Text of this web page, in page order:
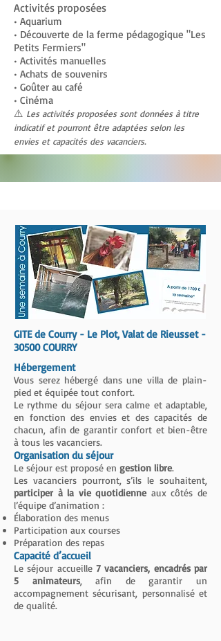
Activités proposées
• Aquarium
• Découverte de la ferme pédagogique "Les
Petits Fermiers"
• Activités manuelles
• Achats de souvenirs
• Goûter au café
• Cinéma
⚠️ Les activités proposées sont données à titre
indicatif et pourront être adaptées selon les
envies et capacités des vacanciers.
GITE de Courry - Le Plot, Valat de Rieusset -
30500 COURRY
Hébergement
Vous serez hébergé dans une villa de plain-
pied et équipée tout confort.
Le rythme du séjour sera calme et adaptable,
en fonction des envies et des capacités de
chacun, afin de garantir confort et bien-être
à tous les vacanciers.
Organisation du séjour
Le séjour est proposé en gestion libre.
Les vacanciers pourront, s’ils le souhaitent,
participer à la vie quotidienne aux côtés de
l’équipe d’animation :
Élaboration des menus
Participation aux courses
Préparation des repas
Capacité d’accueil
Le séjour accueille 7 vacanciers, encadrés par
5 animateurs, afin de garantir un
accompagnement sécurisant, personnalisé et
de qualité.